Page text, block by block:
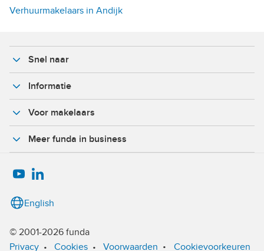
Verhuurmakelaars in Andijk
Snel naar
Informatie
Voor makelaars
Meer funda in business
© 2001-2026 funda
Privacy • Cookies • Voorwaarden • Cookievoorkeuren
English